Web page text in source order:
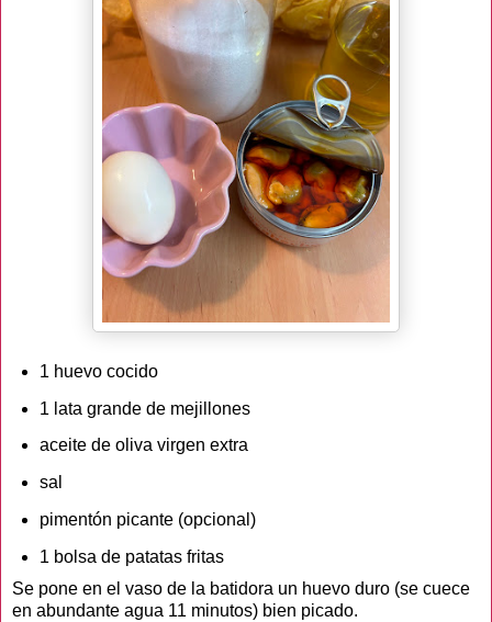
1 huevo cocido
1 lata grande de mejillones
aceite de oliva virgen extra
sal
pimentón picante (opcional)
1 bolsa de patatas fritas
Se pone en el vaso de la batidora un huevo duro (se cuece
en abundante agua 11 minutos) bien picado.